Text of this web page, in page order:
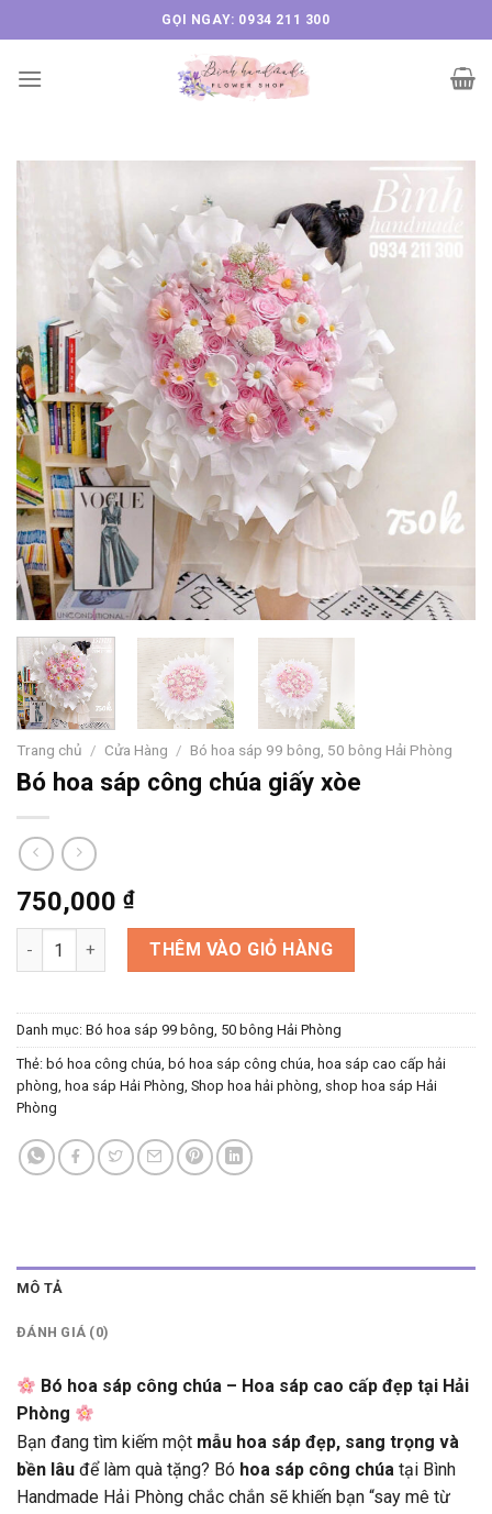
to
content
GỌI NGAY: 0934 211 300
Trang chủ / Cửa Hàng / Bó hoa sáp 99 bông, 50 bông Hải Phòng
Bó hoa sáp công chúa giấy xòe
750,000 ₫
Bó hoa sáp công chúa giấy xòe số lượng
THÊM VÀO GIỎ HÀNG
Danh mục: Bó hoa sáp 99 bông, 50 bông Hải Phòng
Thẻ: bó hoa công chúa, bó hoa sáp công chúa, hoa sáp cao cấp hải
phòng, hoa sáp Hải Phòng, Shop hoa hải phòng, shop hoa sáp Hải
Phòng
MÔ TẢ
ĐÁNH GIÁ (0)
Bó hoa sáp công chúa – Hoa sáp cao cấp đẹp tại Hải
Phòng
Bạn đang tìm kiếm một mẫu hoa sáp đẹp, sang trọng và
bền lâu để làm quà tặng? Bó hoa sáp công chúa tại Bình
Handmade Hải Phòng chắc chắn sẽ khiến bạn “say mê từ